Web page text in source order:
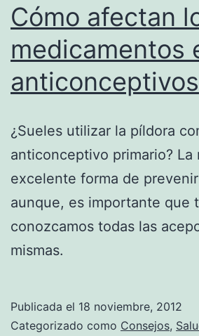
Cómo afectan
medicamentos
anticonceptivos
¿Sueles utilizar la píldora
anticonceptivo primario? La
excelente forma de
aunque, es importante que
conozcamos todas las
mismas.
Publicada el 18 noviembre, 2012
Categorizado como Consejos,